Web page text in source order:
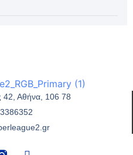
42, Αθήνα, 106 78